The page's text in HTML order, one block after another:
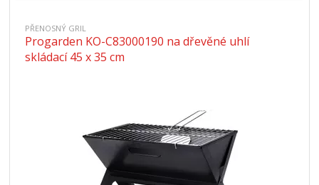
PŘENOSNÝ GRIL
Progarden KO-C83000190 na dřevěné uhlí
skládací 45 x 35 cm